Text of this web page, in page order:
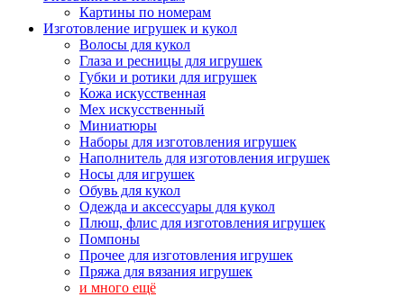
Картины по номерам
Изготовление игрушек и кукол
Волосы для кукол
Глаза и ресницы для игрушек
Губки и ротики для игрушек
Кожа искусственная
Мех искусственный
Миниатюры
Наборы для изготовления игрушек
Наполнитель для изготовления игрушек
Носы для игрушек
Обувь для кукол
Одежда и аксессуары для кукол
Плюш, флис для изготовления игрушек
Помпоны
Прочее для изготовления игрушек
Пряжа для вязания игрушек
и много ещё